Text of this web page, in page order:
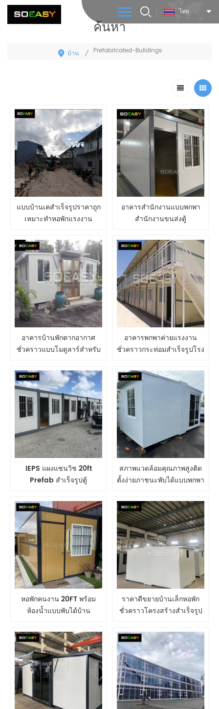
ไทย
ค้นหา
บ้าน / Prefabricated-Buildings
แบบบ้านเคสำเร็จรูปราคาถูก
เหมาะทำหอพักแรงงาน
อาคารสำนักงานแบบพกพา
สำนักงานขนส่งตู้
สำหรับขายบ้านคอนเทนเนอร์
แบบพับได้
อาคารบ้านพักตากอากาศ
ชั่วคราวแบบโมดูลาร์สำหรับ
อาคารพกพาค่ายแรงงาน
ชั่วคราวกระท่อมสำเร็จรูปโรง
คอนเทนเนอร์พับได้
IEPS แผงแซนวิช 20ft
Prefab สำเร็จรูปตู้
พกพาหอพักมือถือ
สภาพแวดล้อมคุณภาพสูงติด
ตั้งง่ายภาชนะพับได้แบบพกพา
หอพักคนงาน 20FT พร้อม
ห้องน้ำแบบพับได้บ้าน
ราคาดีขยายบ้านเล็กหอพัก
ชั่วคราวโครงสร้างสำเร็จรูป